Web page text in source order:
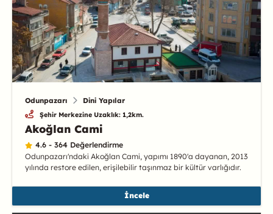
Odunpazarı Dini Yapılar
Şehir Merkezine Uzaklık: 1,2km.
Akoğlan Cami
4.6 - 364 Değerlendirme
Odunpazarı'ndaki Akoğlan Cami, yapımı 1890'a dayanan, 2013
yılında restore edilen, erişilebilir taşınmaz bir kültür varlığıdır.
İncele